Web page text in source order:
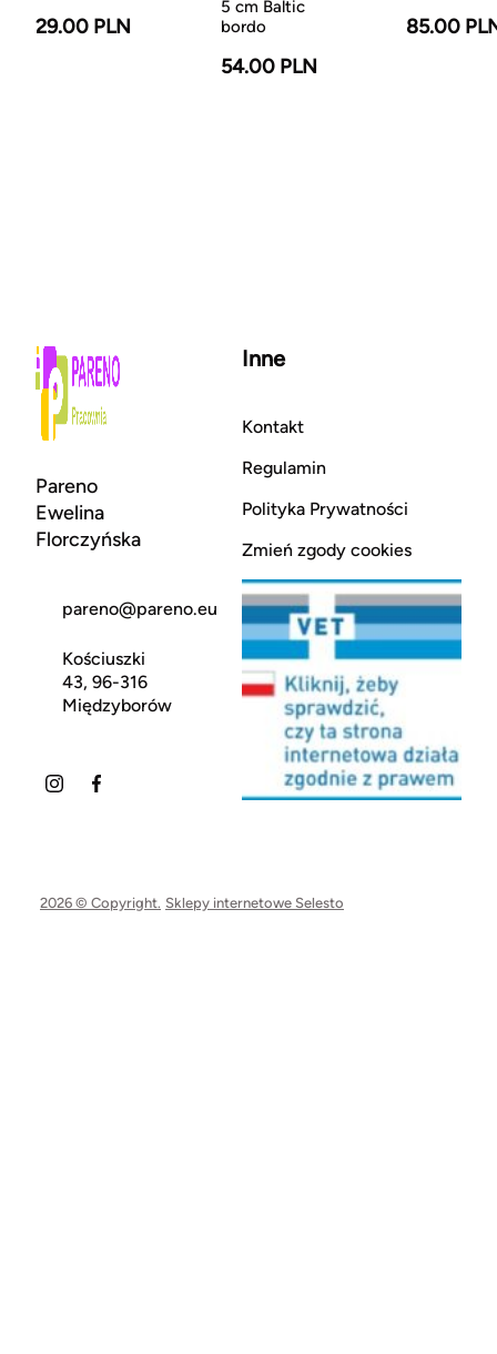
29.00 PLN
5 cm Baltic
bordo
54.00 PLN
85.00
Pareno
Ewelina
Florczyńska
pareno@pareno.eu
Kościuszki
43, 96-316
Międzyborów
Inne
Kontakt
Regulamin
Polityka Prywatności
Zmień zgody cookies
2026 © Copyright. Sklepy internetowe Selesto